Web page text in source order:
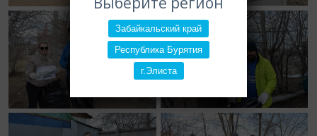
Забайкальский край
Республика Бурятия
г.Элиста